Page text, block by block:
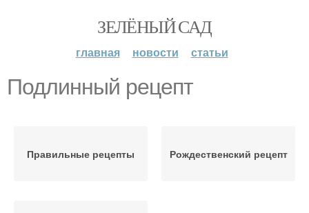
ЗЕЛЁНЫЙ САД
главная новости статьи
Подлинный рецепт
Правильные рецепты Рождественский рецепт